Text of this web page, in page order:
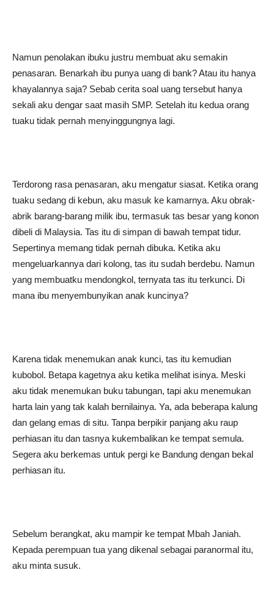
Namun penolakan ibuku justru membuat aku semakin
penasaran. Benarkah ibu punya uang di bank? Atau itu hanya
khayalannya saja? Sebab cerita soal uang tersebut hanya
sekali aku dengar saat masih SMP. Setelah itu kedua orang
tuaku tidak pernah menyinggungnya lagi.
Terdorong rasa penasaran, aku mengatur siasat. Ketika orang
tuaku sedang di kebun, aku masuk ke kamarnya. Aku obrak-
abrik barang-barang milik ibu, termasuk tas besar yang konon
dibeli di Malaysia. Tas itu di simpan di bawah tempat tidur.
Sepertinya memang tidak pernah dibuka. Ketika aku
mengeluarkannya dari kolong, tas itu sudah berdebu. Namun
yang membuatku mendongkol, ternyata tas itu terkunci. Di
mana ibu menyembunyikan anak kuncinya?
Karena tidak menemukan anak kunci, tas itu kemudian
kubobol. Betapa kagetnya aku ketika melihat isinya. Meski
aku tidak menemukan buku tabungan, tapi aku menemukan
harta lain yang tak kalah bernilainya. Ya, ada beberapa kalung
dan gelang emas di situ. Tanpa berpikir panjang aku raup
perhiasan itu dan tasnya kukembalikan ke tempat semula.
Segera aku berkemas untuk pergi ke Bandung dengan bekal
perhiasan itu.
Sebelum berangkat, aku mampir ke tempat Mbah Janiah.
Kepada perempuan tua yang dikenal sebagai paranormal itu,
aku minta susuk.